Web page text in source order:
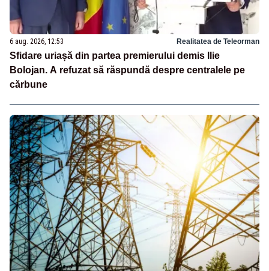
6 aug. 2026, 12:53 Realitatea de Teleorman
Sfidare uriașă din partea premierului demis Ilie
Bolojan. A refuzat să răspundă despre centralele pe
cărbune